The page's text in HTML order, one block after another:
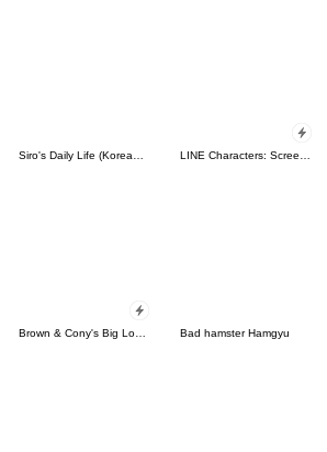
Siro's Daily Life (Korean&Japanese) LINE Characters: Screen Hogs
Bad hamster Hamgyu